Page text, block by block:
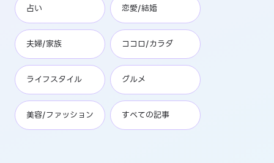
占い 恋愛/結婚
夫婦/家族 ココロ/カラダ
ライフスタイル グルメ
美容/ファッション すべての記事